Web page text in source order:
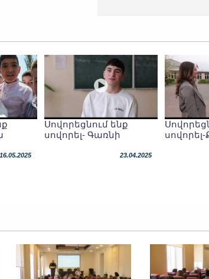
16.05.2025
Սովորեցնում ենք
սովորել- Գառնի
23.04.2025